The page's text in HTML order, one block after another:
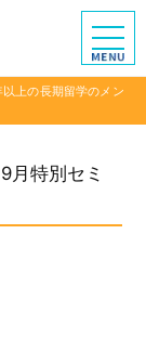
以上の長期留学のメン
月特別セミ